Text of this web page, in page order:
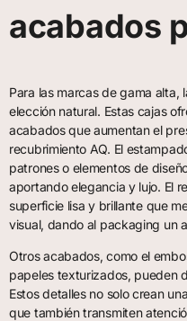
acabados
Para las marcas de gama alta,
elección natural. Estas cajas
acabados que aumentan el
recubrimiento AQ. El
patrones o elementos de
aportando elegancia y lujo. El
superficie lisa y brillante que
visual, dando al packaging un
Otros acabados, como el
papeles texturizados, pueden
Estos detalles no solo crean
que también transmiten